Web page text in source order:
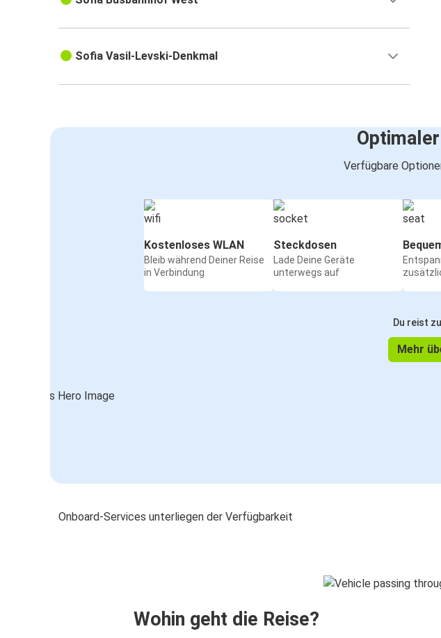
Sofia Vasil-Levski-Denkmal
Verfügbare
Kostenloses WLAN
Bleib während Deiner Reise
in Verbindung
Steckdosen
Lade Deine Geräte
unterwegs auf
Du reist
Mehr
Onboard-Services unterliegen der Verfügbarkeit
Wohin geht die Reise?